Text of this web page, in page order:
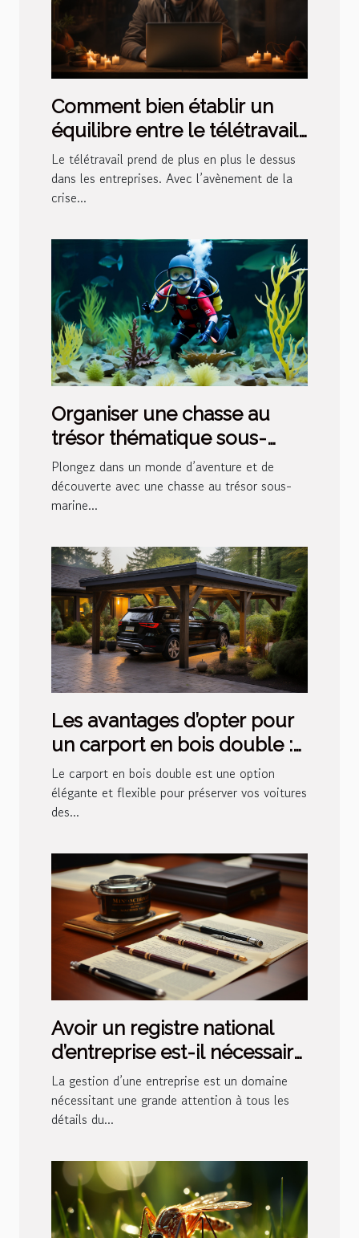
Comment bien établir un
équilibre entre le télétravail
et la gestion de RH ?
Le télétravail prend de plus en plus le dessus
dans les entreprises. Avec l’avènement de la
crise...
Organiser une chasse au
trésor thématique sous-
marine pour les enfants
Plongez dans un monde d’aventure et de
découverte avec une chasse au trésor sous-
marine...
Les avantages d’opter pour
un carport en bois double :
un choix pratique et
esthétique pour votre
extérieur espace
Le carport en bois double est une option
élégante et flexible pour préserver vos voitures
des...
Avoir un registre national
d’entreprise est-il nécessaire
?
La gestion d’une entreprise est un domaine
nécessitant une grande attention à tous les
détails du...